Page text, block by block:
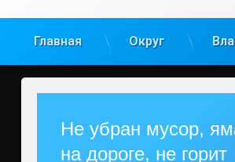
Главная Округ
Не убран мусор,
на дороге, не горит